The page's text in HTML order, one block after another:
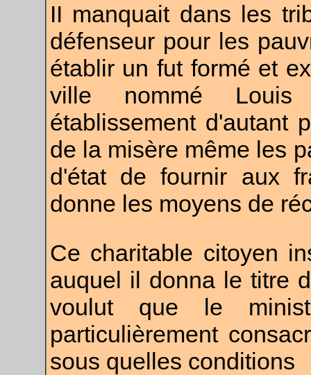
II manquait dans les
défenseur pour les
établir un fut formé et
ville nommé Louis
établissement d'autant
de la misère même les
d'état de fournir aux
donne les moyens de
Ce charitable citoyen
auquel il donna le titre
voulut que le
particulièrement
sous quelles conditions